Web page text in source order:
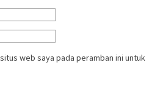
web saya pada peramban ini untuk